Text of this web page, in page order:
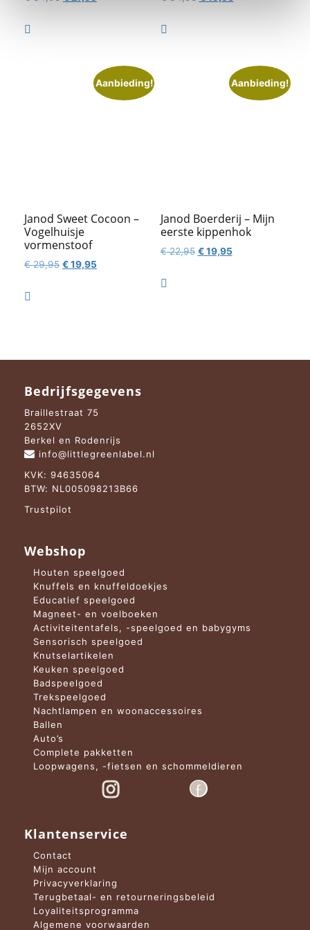
 
Aanbieding!
Janod Sweet Cocoon –
Vogelhuisje
vormenstoof
€29,95 Oorspronkelijke
€19,95Huidige

Aanbieding!
Janod Boerderij – Mijn
eerste kippenhok
€22,95 Oorspronkelijke
€19,95Huidige

Bedrijfsgegevens
Braillestraat 75
2652XV
Berkel en Rodenrijs
info@littlegreenlabel.nl
KVK: 94635064
BTW: NL005098213B66
Trustpilot
Webshop
Houten speelgoed
Knuffels en knuffeldoekjes
Educatief speelgoed
Magneet- en voelboeken
Activiteitentafels, -speelgoed en babygyms
Sensorisch speelgoed
Knutselartikelen
Keuken speelgoed
Badspeelgoed
Trekspeelgoed
Nachtlampen en woonaccessoires
Ballen
Auto’s
Complete pakketten
Loopwagens, -fietsen en schommeldieren
Klantenservice
Contact
Mijn account
Privacyverklaring
Terugbetaal- en retourneringsbeleid
Loyaliteitsprogramma
Algemene voorwaarden